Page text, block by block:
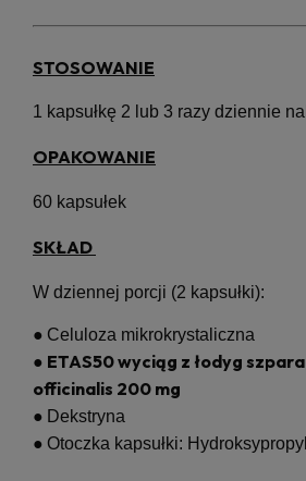
STOSOWANIE
1 kapsułkę 2 lub 3 razy dziennie
OPAKOWANIE
60 kapsułek
SKŁAD
W dziennej porcji (2 kapsułki):
● Celuloza mikrokrystaliczna
● ETAS50 wyciąg z łodyg
officinalis 200 mg
● Dekstryna
● Otoczka kapsułki: